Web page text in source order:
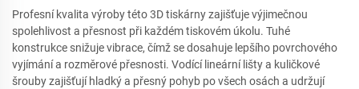
Profesní kvalita výroby této 3D tiskárny zajišťuje výjimečnou
spolehlivost a přesnost při každém tiskovém úkolu. Tuhé
konstrukce snižuje vibrace, čímž se dosahuje lepšího povrchového
vyjímání a rozměrové přesnosti. Vodící lineární lišty a kuličkové
šrouby zajišťují hladký a přesný pohyb po všech osách a udržují